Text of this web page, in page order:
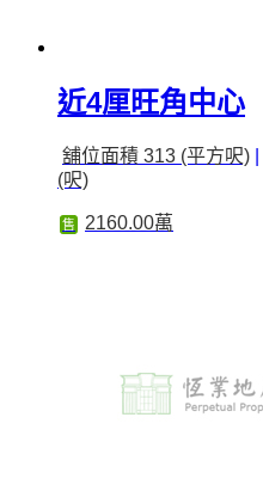
近4厘旺角中心
舖位面積 313 (平方呎)
(呎)
售 2160.00萬